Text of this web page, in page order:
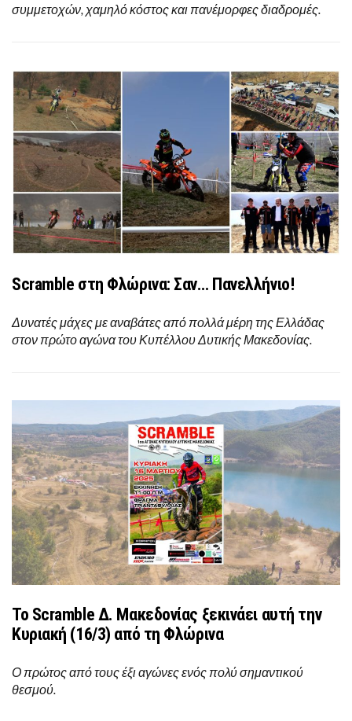
συμμετοχών, χαμηλό κόστος και πανέμορφες διαδρομές.
Scramble στη Φλώρινα: Σαν… Πανελλήνιο!
Δυνατές μάχες με αναβάτες από πολλά μέρη της Ελλάδας
στον πρώτο αγώνα του Κυπέλλου Δυτικής Μακεδονίας.
Το Scramble Δ. Μακεδονίας ξεκινάει αυτή την
Κυριακή (16/3) από τη Φλώρινα
Ο πρώτος από τους έξι αγώνες ενός πολύ σημαντικού
θεσμού.